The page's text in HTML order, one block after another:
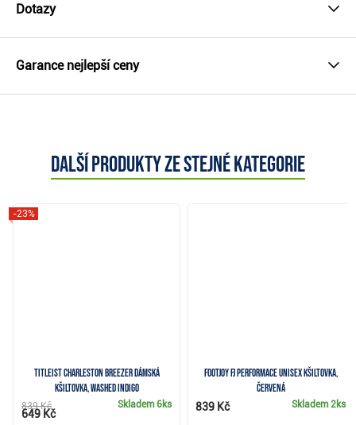
Dotazy
Garance nejlepší ceny
Další produkty ze stejné kategorie
Titleist Charleston Breezer dámská
kšiltovka, washed indigo
-23%
Skladem6ks
839 Kč
649 Kč
FootJoy FJ Performace unisex kšiltovka,
červená
Skladem2ks
839 Kč